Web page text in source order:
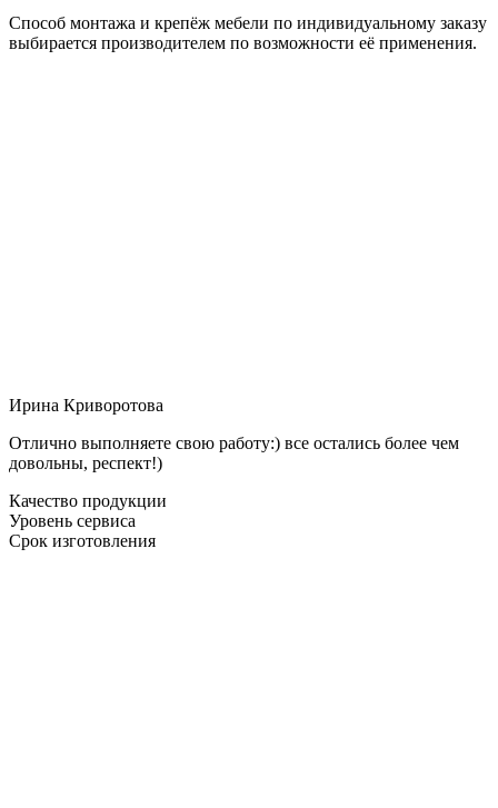
Способ монтажа и крепёж мебели по индивидуальному заказу
выбирается производителем по возможности её применения.
Ирина Криворотова
Отлично выполняете свою работу:) все остались более чем
довольны, респект!)
Качество продукции
Уровень сервиса
Срок изготовления